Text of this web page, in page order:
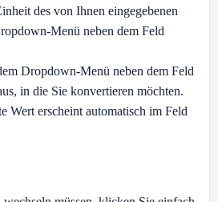
des von Ihnen eingegebenen
Menü neben dem Feld
Dropdown-Menü neben dem Feld
in die Sie konvertieren möchten.
Wert erscheint automatisch im Feld